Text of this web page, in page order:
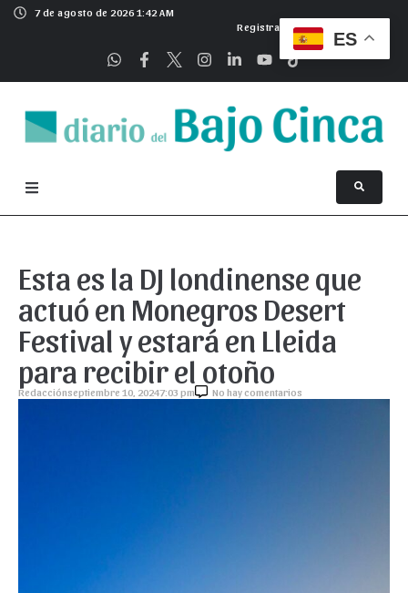
7 de agosto de 2026 1:42 AM
Registrarse
Esta es la DJ londinense que
actuó en Monegros Desert
Festival y estará en Lleida
para recibir el otoño
Redacciónseptiembre 10, 20247:03 pm No hay comentarios
ES